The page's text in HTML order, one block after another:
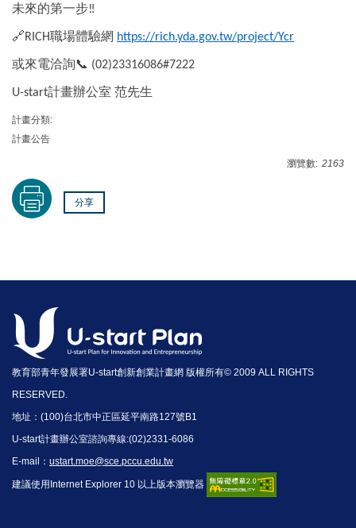
未來的第一步‼️
🔗RICH職場體驗網 https://rich.yda.gov.tw/project/Ycr
或來電洽詢📞 (02)23316086#7222
U-start計畫辦公室 范先生
計畫分類:
計畫公告
瀏覽數: 2163
分享
教育部青年發展署U-start創新創業計畫網 版權所有© 2009 ALL RIGHTS
RESERVED.
地址：(100)台北市中正區延平南路127號B1
U-start計畫辦公室諮詢專線:(02)2331-6086
E-mail： ustart.moe@sce.pccu.edu.tw
建議使用Internet Explorer 10 以上版本瀏覽器